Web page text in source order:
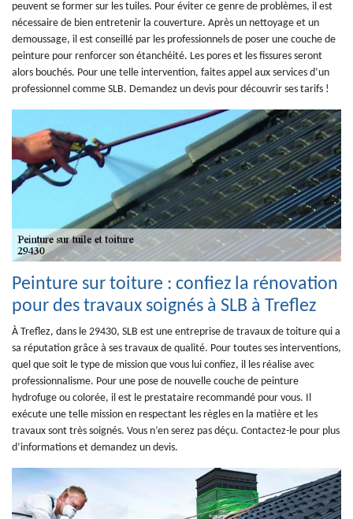
peuvent se former sur les tuiles. Pour éviter ce genre de problèmes, il est
nécessaire de bien entretenir la couverture. Après un nettoyage et un
demoussage, il est conseillé par les professionnels de poser une couche de
peinture pour renforcer son étanchéité. Les pores et les fissures seront
alors bouchés. Pour une telle intervention, faites appel aux services d’un
professionnel comme SLB. Demandez un devis pour découvrir ses tarifs !
Peinture sur toiture : confiez la rénovation
pour des travaux soignés à SLB à Treflez
À Treflez, dans le 29430, SLB est une entreprise de travaux de toiture qui a
sa réputation grâce à ses travaux de qualité. Pour toutes ses interventions,
quel que soit le type de mission que vous lui confiez, il les réalise avec
professionnalisme. Pour une pose de nouvelle couche de peinture
hydrofuge ou colorée, il est le prestataire recommandé pour vous. Il
exécute une telle mission en respectant les règles en la matière et les
travaux sont très soignés. Vous n’en serez pas déçu. Contactez-le pour plus
d’informations et demandez un devis.